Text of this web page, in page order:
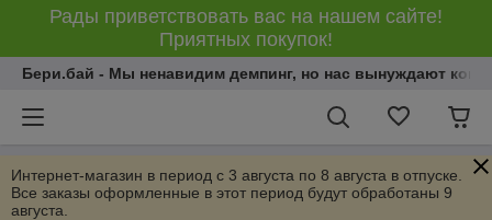
Рады приветствовать вас на нашем сайте!
Приятных покупок!
Бери.бай - Мы ненавидим демпинг, но нас вынуждают
Интернет-магазин в период с 3 августа по 8 августа в отпуске.
Все заказы оформленные в этот период будут обработаны 9
августа.